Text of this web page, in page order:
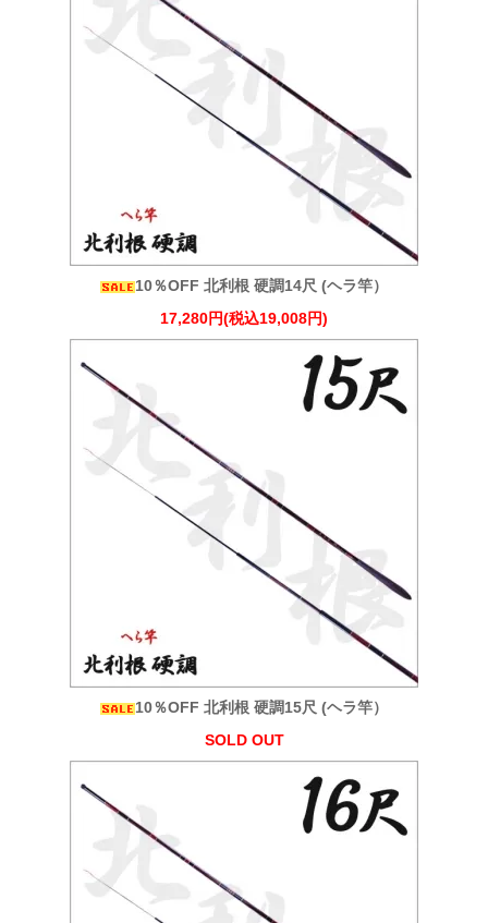
10％OFF 北利根 硬調14尺 (ヘラ竿）
17,280円(税込19,008円)
10％OFF 北利根 硬調15尺 (ヘラ竿）
SOLD OUT